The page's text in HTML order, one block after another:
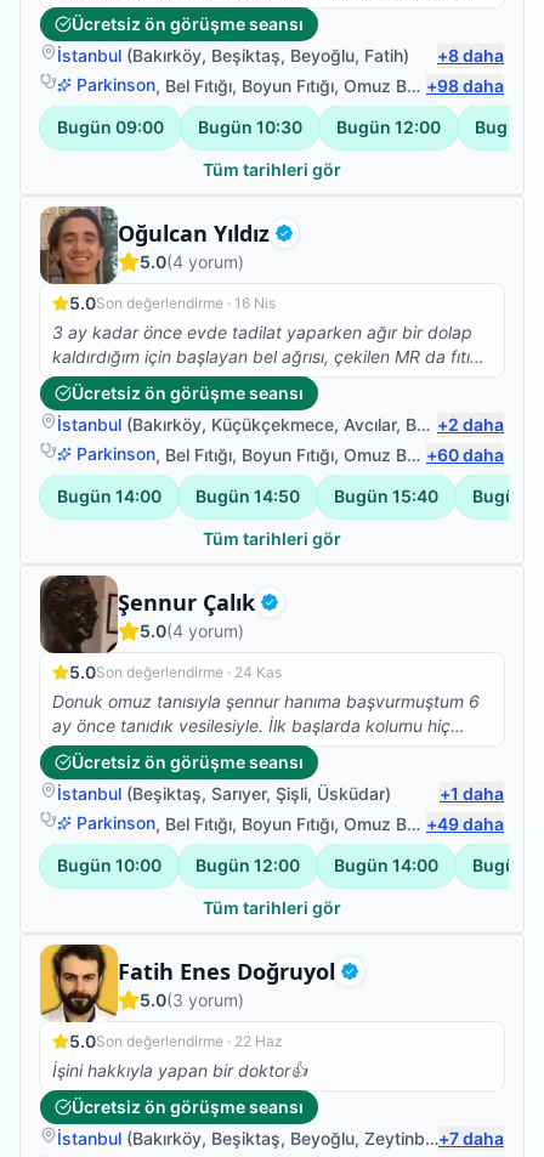
programı yazdı ve uymamızı istedi kendisi çok güler
yüzlü ve maddiyatı ikinci planda tutan birisi kendisine
buradan selam olsun egzersizlere devam :)
Ücretsiz ön görüşme seansı
İstanbul (Bakırköy, Beşiktaş, Beyoğlu, Fatih) +8daha
Parkinson, Bel Fıtığı, Boyun Fıtığı, Omuz Bağ Yaralanması +98daha
Bugün 09:00 Bugün 10:30 Bugün 12:00 Bugün
Tüm tarihleri gör
Oğulcan Yıldız Doğrulanmış
Fizyoterapist
5.0(4 yorum)
5.0Son değerlendirme · 16 Nis
3 ay kadar önce evde tadilat yaparken ağır bir dolap
kaldırdığım için başlayan bel ağrısı, çekilen MR da fıtık
patlamış ameliyat olmalısın denildi. Sabahları
kalktığımda sol bacağımı basamıyordum. Bir doktor
arkadaşım fizik tedavi önerdi ameliyattan önce ancak
iki defa korona geçirdiğimiz için hastaneye gitmek
istemedik ve böylece Oğulcan beyle evde tedaviye
başladık .Kendisi değerlendirmede bulundu ve bir yol
haritası ile tedaviye başladık. İyi ki hemen ameliyat
olmadık ve iyi ki Oğulcan beyi tanıdık .Gerçekten işini
iyi yapan ve çok beyefendi bir insan. Kesinlikle
kendisini öneririm ve bir defada buradan kendisine
teşekkür ediyorum.
Ücretsiz ön görüşme seansı
İstanbul (Bakırköy, Küçükçekmece, Avcılar, Bahçelievler )
+2 daha
Parkinson, Bel Fıtığı, Boyun Fıtığı, Omuz Bağ Yaralanması +60daha
Bugün 14:00 Bugün 14:50 Bugün 15:40 Bugün
Tüm tarihleri gör
Şennur Çalık Doğrulanmış
Fizyoterapist
5.0(4 yorum)
5.0Son değerlendirme · 24 Kas
Donuk omuz tanısıyla şennur hanıma başvurmuştum 6
ay önce tanıdık vesilesiyle. İlk başlarda kolumu hiç
kullanamazken şennur hanım sayesinde kolum eski
perfomansına geri döndü. Çok teşekkür ederim
kendisine.
Ücretsiz ön görüşme seansı
İstanbul (Beşiktaş, Sarıyer, Şişli, Üsküdar) +1 daha
Parkinson, Bel Fıtığı, Boyun Fıtığı, Omuz Bağ Yaralanması +49daha
Bugün 10:00 Bugün 12:00 Bugün 14:00 Bugün
Tüm tarihleri gör
Fatih Enes Doğruyol Doğrulanmış
Fizyoterapist
5.0(3 yorum)
5.0Son değerlendirme · 22 Haz
İşini hakkıyla yapan bir doktor👍
Ücretsiz ön görüşme seansı
İstanbul (Bakırköy, Beşiktaş, Beyoğlu, Zeytinburnu )
+7daha